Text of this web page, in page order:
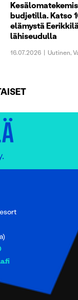
budjetilla. Katso
elämystä
lähiseudulla
16.07.2026 Uutinen,